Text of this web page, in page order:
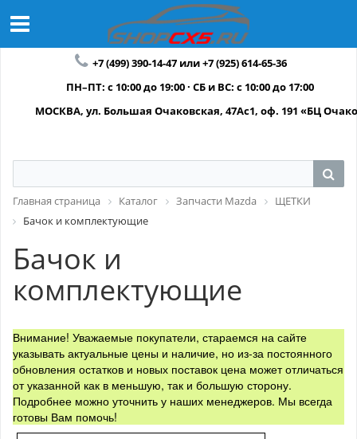
+7 (499) 390-14-47 или +7 (925) 614-65-36
ПН–ПТ: с 10:00 до 19:00 · СБ и ВС: с 10:00 до 17:00
МОСКВА, ул. Большая Очаковская, 47Ас1, оф. 191 «БЦ
Главная страница Каталог Запчасти Mazda
ЩЕТКИ
Бачок и комплектующие
Бачок и
комплектующие
Внимание! Уважаемые покупатели, стараемся на сайте
указывать актуальные цены и наличие, но из-за постоянного
обновления остатков и новых поставок цена может отличаться
от указанной как в меньшую, так и большую сторону.
Подробнее можно уточнить у наших менеджеров. Мы всегда
готовы Вам помочь!